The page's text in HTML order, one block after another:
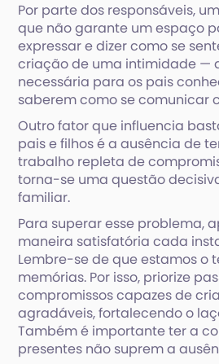
Por parte dos responsáveis,
que não garante um espaço
expressar e dizer como se
criação de uma intimidade —
necessária para os pais
saberem como se comunicar
Outro fator que influencia
pais e filhos é a ausência de
trabalho repleta de
torna-se uma questão
familiar.
Para superar esse problema,
maneira satisfatória cada
Lembre-se de que estamos o
memórias. Por isso, priorize
compromissos capazes de
agradáveis, fortalecendo o
Também é importante ter a
presentes não suprem a